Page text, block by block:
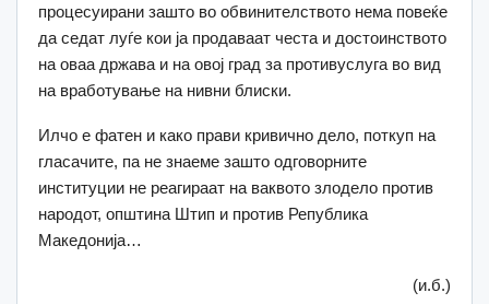
процесуирани зашто во обвинителството нема повеќе
да седат луѓе кои ја продаваат честа и достоинството
на оваа држава и на овој град за противуслуга во вид
на вработување на нивни блиски.
Илчо е фатен и како прави кривично дело, поткуп на
гласачите, па не знаеме зашто одговорните
институции не реагираат на ваквото злодело против
народот, општина Штип и против Република
Македонија…
(и.б.)